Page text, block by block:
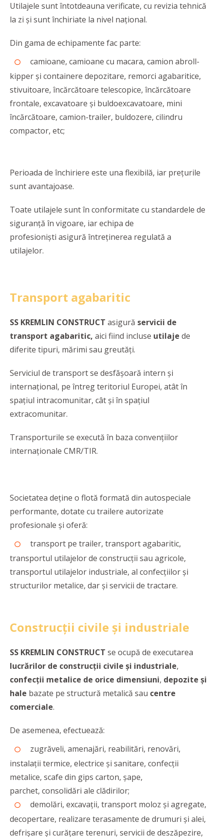
Utilajele sunt întotdeauna verificate, cu revizia tehnică
la zi și sunt închiriate la nivel național.
Din gama de echipamente fac parte:
camioane, camioane cu macara, camion abroll-
kipper și containere depozitare, remorci agabaritice,
stivuitoare, încărcătoare telescopice, încărcătoare
frontale, excavatoare și buldoexcavatoare, mini
încărcătoare, camion-trailer, buldozere, cilindru
compactor, etc;
Perioada de închiriere este una flexibilă, iar prețurile
sunt avantajoase.
Toate utilajele sunt în conformitate cu standardele de
siguranță în vigoare, iar echipa de
profesioniști asigură întreținerea regulată a
utilajelor.
Transport agabaritic
SS KREMLIN CONSTRUCT asigură servicii de
transport agabaritic, aici fiind incluse utilaje de
diferite tipuri, mărimi sau greutăți.
Serviciul de transport se desfășoară intern și
internațional, pe întreg teritoriul Europei, atât în
spațiul intracomunitar, cât și în spațiul
extracomunitar.
Transporturile se execută în baza convențiilor
internaționale CMR/TIR.
Societatea deține o flotă formată din autospeciale
performante, dotate cu trailere autorizate
profesionale și oferă:
transport pe trailer, transport agabaritic,
transportul utilajelor de construcții sau agricole,
transportul utilajelor industriale, al confecțiilor și
structurilor metalice, dar și servicii de tractare.
Construcții civile și industriale
SS KREMLIN CONSTRUCT se ocupă de executarea
lucrărilor de construcții civile și industriale,
confecții metalice de orice dimensiuni, depozite și
hale bazate pe structură metalică sau centre
comerciale.
De asemenea, efectuează:
zugrăveli, amenajări, reabilitări, renovări,
instalații termice, electrice și sanitare, confecții
metalice, scafe din gips carton, șape,
parchet, consolidări ale clădirilor;
demolări, excavații, transport moloz și agregate,
decopertare, realizare terasamente de drumuri și alei,
defrișare și curățare terenuri, servicii de deszăpezire,